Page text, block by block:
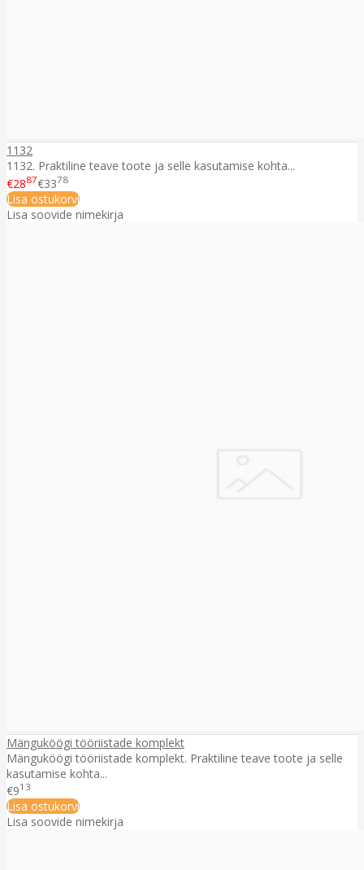
1132
1132. Praktiline teave toote ja selle kasutamise kohta...
€2887€3378
Lisa ostukorvi
Lisa soovide nimekirja
Mänguköögi tööriistade komplekt
Mänguköögi tööriistade komplekt. Praktiline teave toote ja selle
kasutamise kohta...
€913
Lisa ostukorvi
Lisa soovide nimekirja